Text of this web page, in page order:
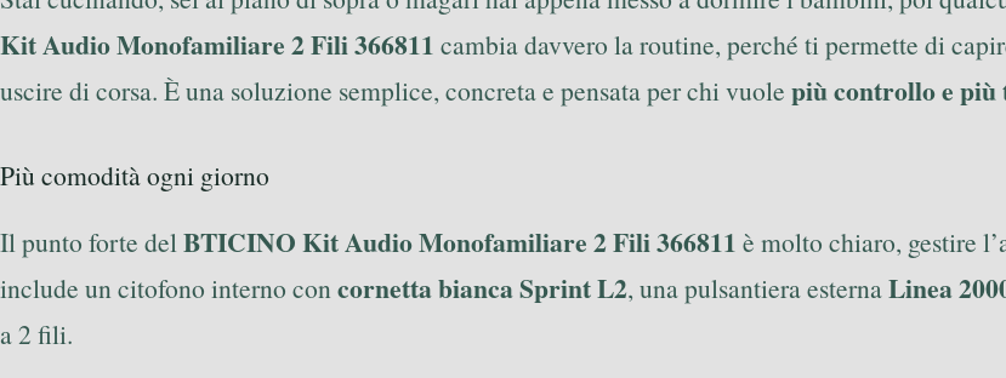
Kit Audio Monofamiliare 2 Fili 366811 cambia davvero la routine, perché ti permette di
uscire di corsa. È una soluzione semplice, concreta e pensata per chi vuole più controllo e
Più comodità ogni giorno
Il punto forte delBTICINO Kit Audio Monofamiliare 2 Fili 366811 è molto chiaro, gestire
include un citofono interno concornetta bianca Sprint L2, una pulsantiera esternaLinea
a 2 fili.